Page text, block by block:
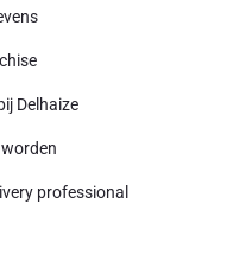
Delhaize
professional